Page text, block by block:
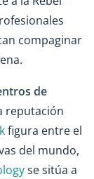
compaginar
de
reputación
figura entre el
del mundo,
se sitúa a